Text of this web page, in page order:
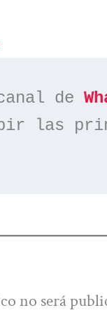
de
las
no será